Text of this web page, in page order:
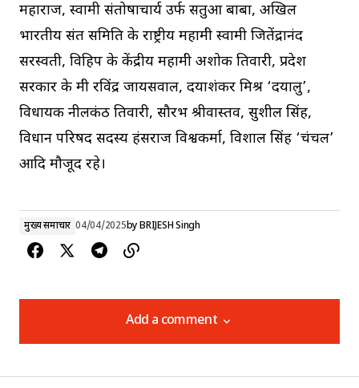
महाराज, स्वामी संतोषाचार्य उर्फ सतुआ बाबा, अखिल
भारतीय संत समिति के राष्ट्रीय महामंत्री स्वामी जितेंद्रानंद
सरस्वती, विहिप के केंद्रीय महामंत्री अशोक तिवारी, प्रदेश
सरकार के मंत्री रविंद्र जायसवाल, दयाशंकर मिश्र ‘दयालु’,
विधायक नीलकंठ तिवारी, सौरभ श्रीवास्तव, सुशील सिंह,
विधान परिषद सदस्य हंसराज विश्वकर्मा, विशाल सिंह ‘चंचल’
आदि मौजूद रहे।
मुख्य समाचार 04/04/2025byBRIJESH Singh
Add a comment
Add a comment